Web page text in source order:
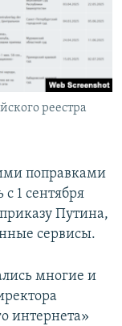
реестра
поправками
1 сентября
Путина,
сервисы.
многие и
интернета»